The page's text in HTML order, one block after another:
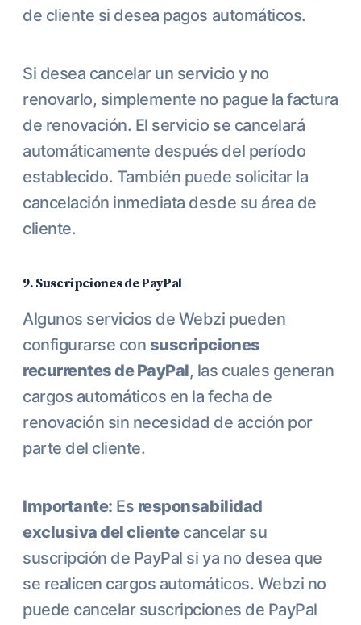
de cliente si desea pagos automáticos.
Si desea cancelar un servicio y no
renovarlo, simplemente no pague la factura
de renovación. El servicio se cancelará
automáticamente después del período
establecido. También puede solicitar la
cancelación inmediata desde su área de
cliente.
9. Suscripciones de PayPal
Algunos servicios de Webzi pueden
configurarse con suscripciones
recurrentes de PayPal, las cuales generan
cargos automáticos en la fecha de
renovación sin necesidad de acción por
parte del cliente.
Importante: Es responsabilidad
exclusiva del clientecancelar su
suscripción de PayPal si ya no desea que
se realicen cargos automáticos. Webzi no
puede cancelar suscripciones de PayPal